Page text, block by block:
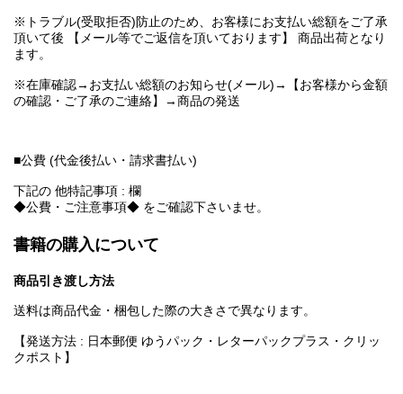
※トラブル(受取拒否)防止のため、お客様にお支払い総額をご了承
頂いて後 【メール等でご返信を頂いております】 商品出荷となり
ます。
※在庫確認→お支払い総額のお知らせ(メール)→【お客様から金額
の確認・ご了承のご連絡】→商品の発送
■公費 (代金後払い・請求書払い)
下記の 他特記事項 : 欄
◆公費・ご注意事項◆ をご確認下さいませ。
書籍の購入について
商品引き渡し方法
送料は商品代金・梱包した際の大きさで異なります。
【発送方法 : 日本郵便 ゆうパック・レターパックプラス・クリッ
クポスト】